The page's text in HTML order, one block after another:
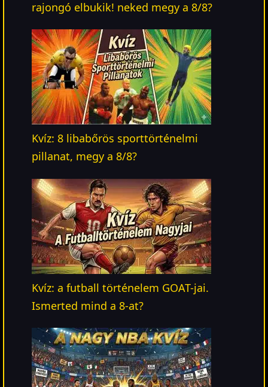
rajongó elbukik! neked megy a 8/8?
Kvíz: 8 libabőrös sporttörténelmi
pillanat, megy a 8/8?
Kvíz: a futball történelem GOAT-jai.
Ismerted mind a 8-at?